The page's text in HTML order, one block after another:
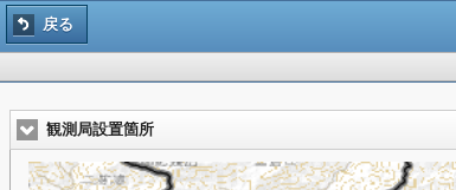
戻る
観測局設置箇所